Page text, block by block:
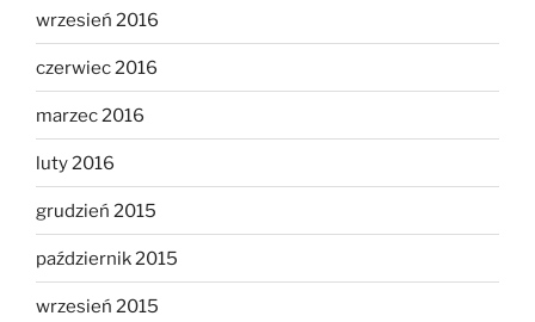
wrzesień 2016
czerwiec 2016
marzec 2016
luty 2016
grudzień 2015
październik 2015
wrzesień 2015